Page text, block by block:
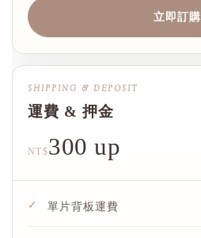
立即訂購
SHIPPING & DEPOSIT
運費 & 押金
NT$300 up
✓ 單片背板運費